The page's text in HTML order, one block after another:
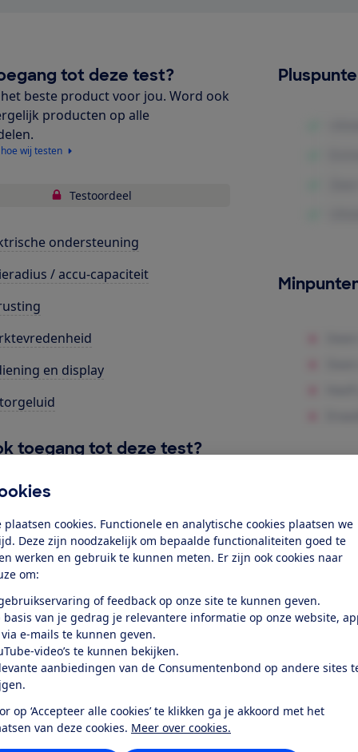
plaatsen cookies. Functionele en analytische cookies plaatsen we
Deze zijn noodzakelijk om bepaalde functionaliteiten goed te
werken en gebruik te kunnen meten. Er zijn ook cookies naar
om:
of feedback op onze site te kunnen geven.
basis van je gedrag je relevantere informatie op onze website,
e-mails te kunnen geven.
video’s te kunnen bekijken.
aanbiedingen van de Consumentenbond op andere sites
op ‘Accepteer alle cookies’ te klikken ga je akkoord met het
van deze cookies. Meer over cookies.
tot deze test?
beste product voor jou. Word ook
producten op alle
wij testen
Testoordeel
ondersteuning
/ accu-capaciteit
en display
toegang tot deze test?
Al lid? Log in
je ver fietsen op een
of de e-bike op rolletjes